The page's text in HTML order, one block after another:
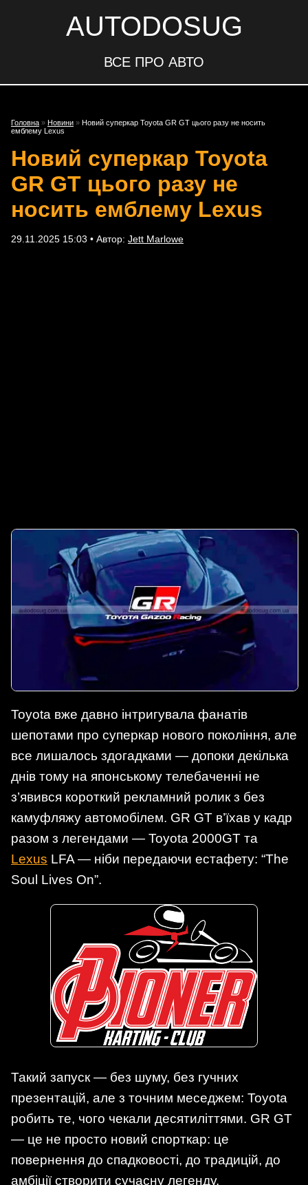
AUTODOSUG
ВСЕ ПРО АВТО
Головна » Новини » Новий суперкар Toyota GR GT цього разу не носить
емблему Lexus
Новий суперкар Toyota
GR GT цього разу не
носить емблему Lexus
29.11.2025 15:03 • Автор: Jett Marlowe
Toyota вже давно інтригувала фанатів
шепотами про суперкар нового покоління, але
все лишалось здогадками — допоки декілька
днів тому на японському телебаченні не
з’явився короткий рекламний ролик з без
камуфляжу автомобілем. GR GT в’їхав у кадр
разом з легендами — Toyota 2000GT та
Lexus LFA — ніби передаючи естафету: “The
Soul Lives On”.
Такий запуск — без шуму, без гучних
презентацій, але з точним меседжем: Toyota
робить те, чого чекали десятиліттями. GR GT
— це не просто новий спорткар: це
повернення до спадковості, до традицій, до
амбіції створити сучасну легенду.